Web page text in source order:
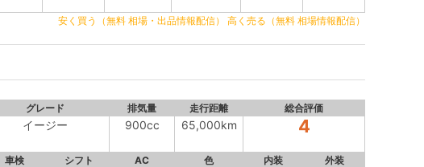
安く買う（無料 相場・出品情報配信） 高く売る（無料 相場情報配信）
グレード 排気量 走行距離 総合評価
イージー 900cc 65,000km 4
車検 シフト AC 色 内装 外装